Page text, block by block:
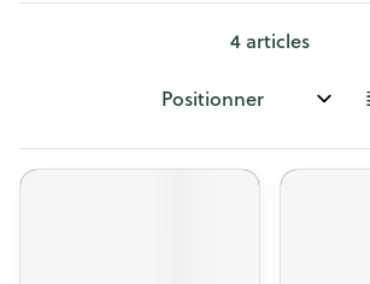
4 articles
Trier par: